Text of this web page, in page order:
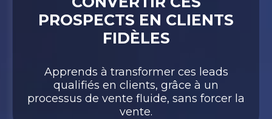
PROSPECTS EN CLIENTS
FIDÈLES
Apprends à transformer ces leads
qualifiés en clients, grâce à un
processus de vente fluide, sans forcer la
vente.